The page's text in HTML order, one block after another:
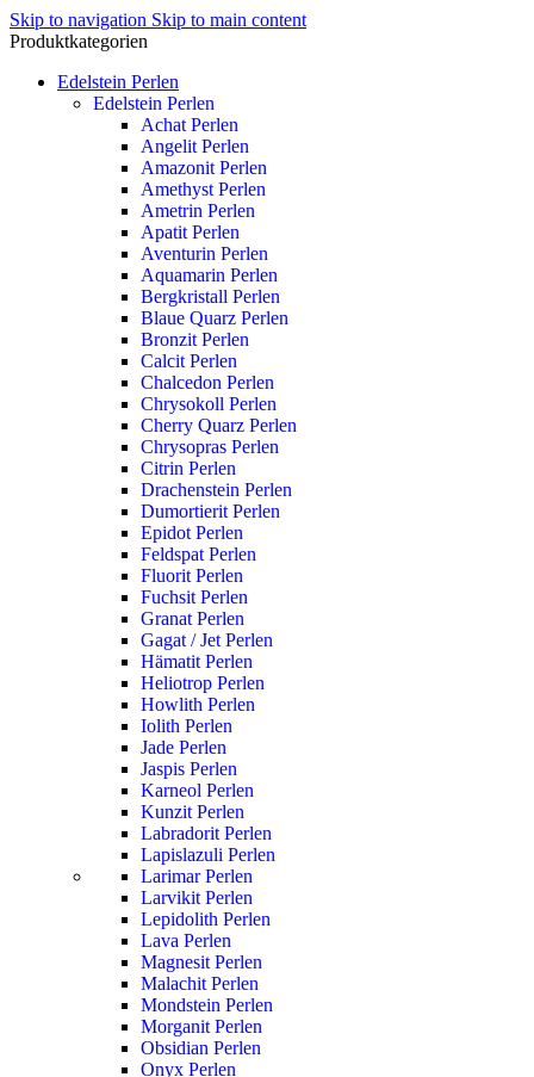
Skip to navigation Skip to main content
Produktkategorien
Edelstein Perlen
Edelstein Perlen
Achat Perlen
Angelit Perlen
Amazonit Perlen
Amethyst Perlen
Ametrin Perlen
Apatit Perlen
Aventurin Perlen
Aquamarin Perlen
Bergkristall Perlen
Blaue Quarz Perlen
Bronzit Perlen
Calcit Perlen
Chalcedon Perlen
Chrysokoll Perlen
Cherry Quarz Perlen
Chrysopras Perlen
Citrin Perlen
Drachenstein Perlen
Dumortierit Perlen
Epidot Perlen
Feldspat Perlen
Fluorit Perlen
Fuchsit Perlen
Granat Perlen
Gagat / Jet Perlen
Hämatit Perlen
Heliotrop Perlen
Howlith Perlen
Iolith Perlen
Jade Perlen
Jaspis Perlen
Karneol Perlen
Kunzit Perlen
Labradorit Perlen
Lapislazuli Perlen
Larimar Perlen
Larvikit Perlen
Lepidolith Perlen
Lava Perlen
Magnesit Perlen
Malachit Perlen
Mondstein Perlen
Morganit Perlen
Obsidian Perlen
Onyx Perlen